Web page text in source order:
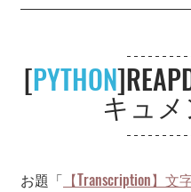
[PYTHON
キュ
お題「 【Transcription】